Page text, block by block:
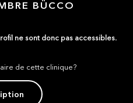
BÜCCO
ne sont donc pas accessibles.
de cette clinique?